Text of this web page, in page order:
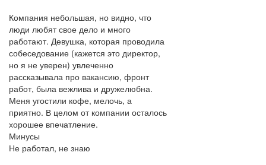
Компания небольшая, но видно, что
люди любят свое дело и много
работают. Девушка, которая проводила
собеседование (кажется это директор,
но я не уверен) увлеченно
рассказывала про вакансию, фронт
работ, была вежлива и дружелюбна.
Меня угостили кофе, мелочь, а
приятно. В целом от компании осталось
хорошее впечатление.
Минусы
Не работал, не знаю